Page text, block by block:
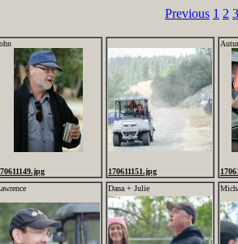
Previous 1 2 3
170611151.jpg
Dana + Julie